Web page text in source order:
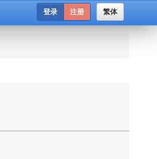
繁体
登录 注册